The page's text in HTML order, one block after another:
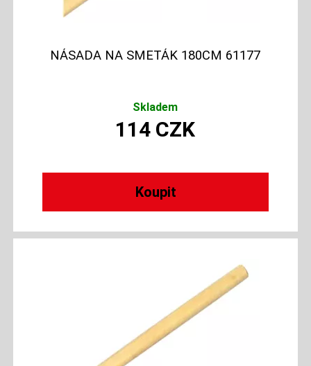
NÁSADA NA SMETÁK 180CM 61177
Skladem
114 CZK